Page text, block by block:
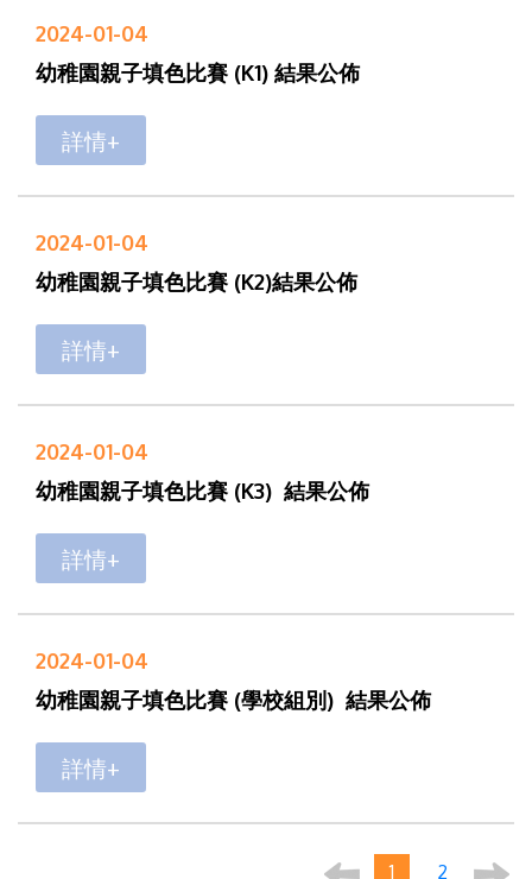
2024-01-04
幼稚園親子填色比賽 (K1) 結果公佈
詳情+
2024-01-04
幼稚園親子填色比賽 (K2)結果公佈
詳情+
2024-01-04
幼稚園親子填色比賽 (K3) 結果公佈
詳情+
2024-01-04
幼稚園親子填色比賽 (學校組別) 結果公佈
詳情+
1 2